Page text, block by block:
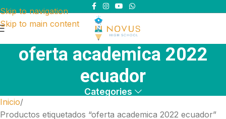
Skip to navigation
Skip to main content
oferta academica 2022
ecuador
Categories
Inicio
Productos etiquetados “oferta academica 2022 ecuador”